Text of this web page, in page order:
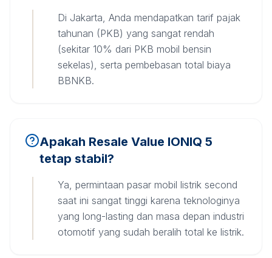
Di Jakarta, Anda mendapatkan tarif pajak
tahunan (PKB) yang sangat rendah
(sekitar 10% dari PKB mobil bensin
sekelas), serta pembebasan total biaya
BBNKB.
Apakah Resale Value IONIQ 5
tetap stabil?
Ya, permintaan pasar mobil listrik second
saat ini sangat tinggi karena teknologinya
yang long-lasting dan masa depan industri
otomotif yang sudah beralih total ke listrik.